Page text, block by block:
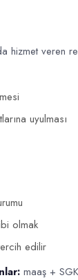
restoran
hizmet veren
uyulması
olmak
edilir
maaş +